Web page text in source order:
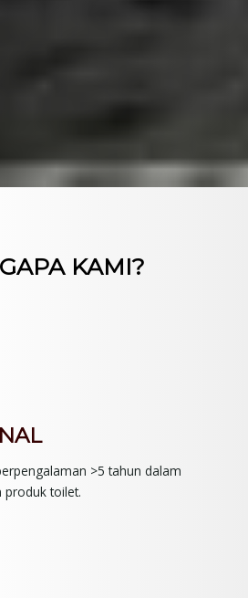
KAMI?
>5 tahun dalam
produk toilet.